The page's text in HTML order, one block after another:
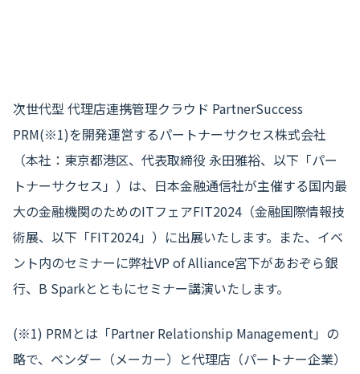
次世代型 代理店連携管理クラウド PartnerSuccess
PRM(※1)を開発運営するパートナーサクセス株式会社
（本社：東京都港区、代表取締役 永田雅裕、以下「パー
トナーサクセス」）は、日本金融通信社が主催する国内最
大の金融機関のためのITフェアFIT2024（金融国際情報技
術展、以下「FIT2024」）に出展いたします。また、イベ
ント内のセミナーに弊社VP of Alliance宮下があおぞら銀
行、B Sparkとともにセミナー講演いたします。
(※1) PRMとは「Partner Relationship Management」の
略で、ベンダー（メーカー）と代理店（パートナー企業）